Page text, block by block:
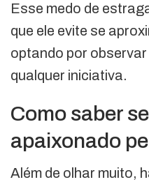
Esse medo de
que ele evite se
optando por
qualquer iniciativa.
Como saber
apaixonado
Além de olhar muito,